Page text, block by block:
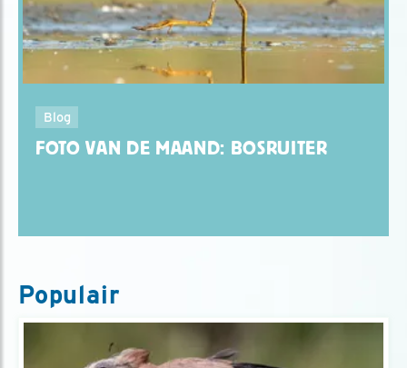
Blog
FOTO VAN DE MAAND: BOSRUITER
Populair